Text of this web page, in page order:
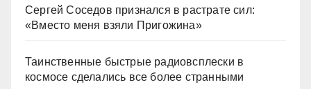
Сергей Соседов признался в растрате сил:
«Вместо меня взяли Пригожина»
Таинственные быстрые радиовсплески в
космосе сделались все более странными